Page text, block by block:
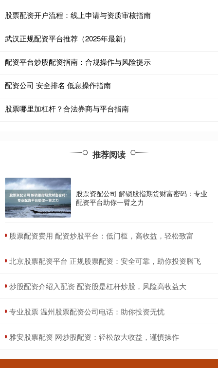
股票配资开户流程：线上申请与资质审核指南
武汉正规配资平台推荐（2025年最新）
配资平台炒股配资指南：合规操作与风险提示
配资公司 安全排名 低息操作指南
股票哪里加杠杆？合法券商与平台指南
推荐阅读
股票资配公司 解锁股指期货财富密码：专业
配资平台助你一臂之力
​股票配资费用 配资炒股平台：低门槛，高收益，轻松致富
​北京股票配资平台 正规股票配资：安全可靠，助你投资腾飞
​炒股配资介绍入配资 配资股是杠杆炒股，风险高收益大
​专业股票 温州股票配资公司电话：助你投资无忧
​雅安股票配资 网炒股配资：轻松放大收益，谨慎操作